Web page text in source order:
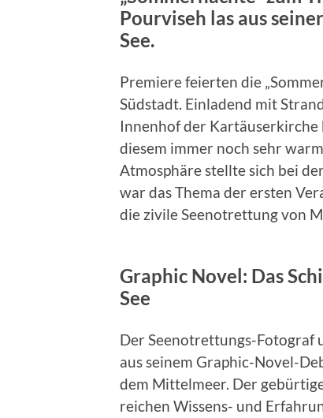
Pourviseh las aus
See.
Premiere feierten die
Südstadt. Einladend mit
Innenhof der
diesem immer noch sehr
Atmosphäre stellte sich bei
war das Thema der ersten
die zivile Seenotrettung von
Graphic Novel: Das
See
Der Seenotrettungs-Fotograf
aus seinem Graphic-Novel-
dem Mittelmeer. Der
reichen Wissens- und